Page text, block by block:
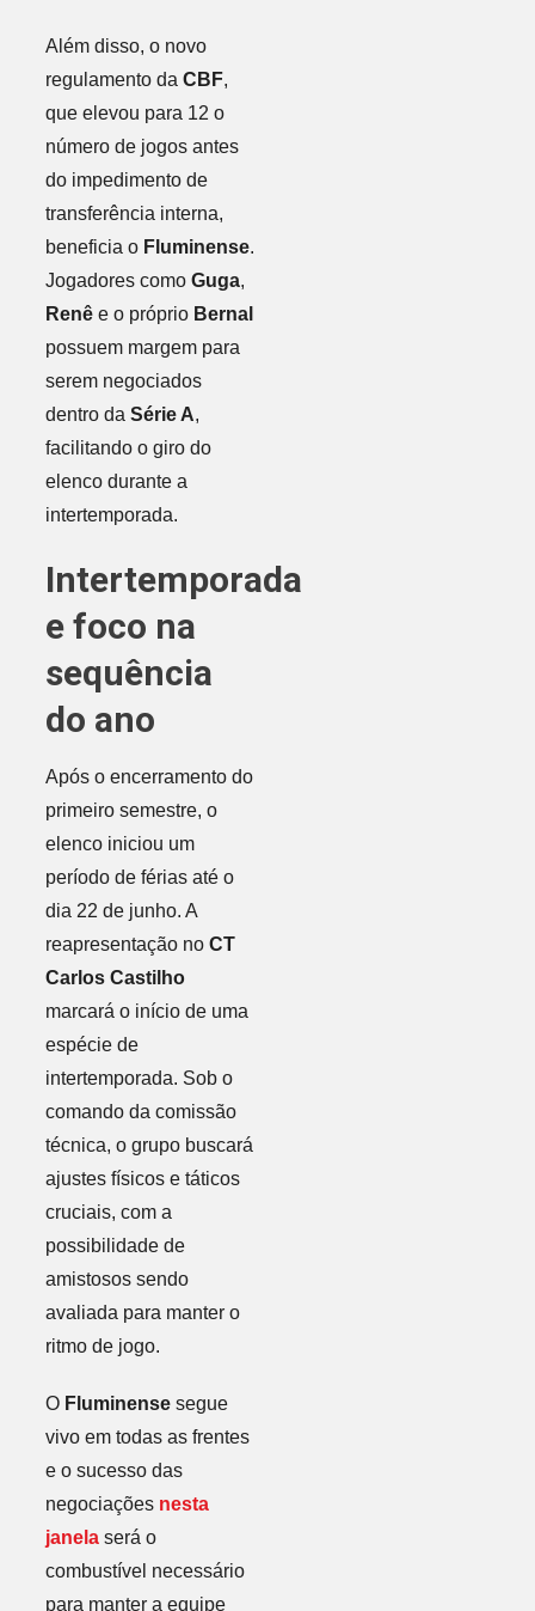
Além disso, o novo
regulamento da CBF,
que elevou para 12 o
número de jogos antes
do impedimento de
transferência interna,
beneficia o Fluminense.
Jogadores como Guga,
Renêe o próprio Bernal
possuem margem para
serem negociados
dentro da Série A,
facilitando o giro do
elenco durante a
intertemporada.
Intertemporada
e foco na
sequência
do ano
Após o encerramento do
primeiro semestre, o
elenco iniciou um
período de férias até o
dia 22 de junho. A
reapresentação no CT
Carlos Castilho
marcará o início de uma
espécie de
intertemporada. Sob o
comando da comissão
técnica, o grupo buscará
ajustes físicos e táticos
cruciais, com a
possibilidade de
amistosos sendo
avaliada para manter o
ritmo de jogo.
O Fluminensesegue
vivo em todas as frentes
e o sucesso das
negociações nesta
janelaserá o
combustível necessário
para manter a equipe